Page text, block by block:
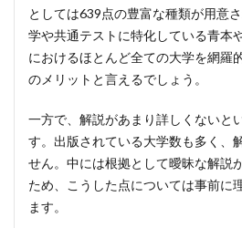
としては639点の豊富な種類が用意
学や共通テストに特化している青本
におけるほとんど全ての大学を網羅
のメリットと言えるでしょう。
一方で、解説があまり詳しくないと
す。出版されている大学数も多く、
せん。中には根拠として曖昧な解説
ため、こうした点については事前に
ます。